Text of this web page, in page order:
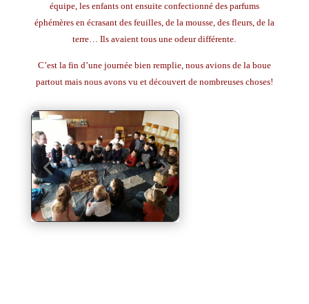
équipe, les enfants ont ensuite confectionné des parfums
éphémères en écrasant des feuilles, de la mousse, des fleurs, de la
terre… Ils avaient tous une odeur différente.
C’est la fin d’une journée bien remplie, nous avions de la boue
partout mais nous avons vu et découvert de nombreuses choses!